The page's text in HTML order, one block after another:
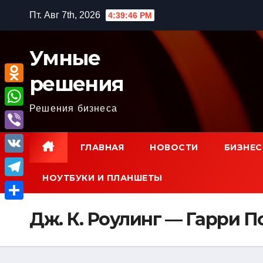
Пт. Авг 7th, 2026 4:39:47 PM
Умные
решения
Решения бизнеса
ГЛАВНАЯ НОВОСТИ
НОУТБУКИ И ПЛАНШЕТЫ
Дж. К. Роулинг — Гарри
O
d
n
o
k
l
W
h
a
s
p
V
i
b
e
V
K
T
п